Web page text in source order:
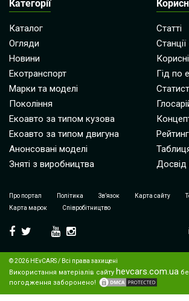
Категорії
Каталог
Огляди
Новини
Екотранспорт
Марки та моделі
Покоління
Екоавто за типом кузова
Екоавто за типом двигуна
Анонсовані моделі
Зняті з виробництва
Статті
Гід по
Досвід
Про портал Політика Зв’язок Карта сайту
Карта марок
Співробітництво
© 2026 HEvCARS / Всі права захищені
Використання матеріалів сайту hevcars.com.ua
погодження заборонено!